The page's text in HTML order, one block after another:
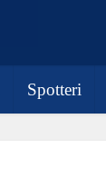
Spotteri